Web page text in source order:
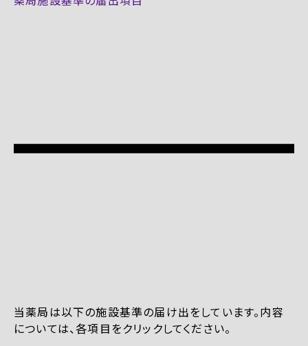
当薬局は以下の施設基準の届け出をしています。内容
については、各項目をクリックしてください。